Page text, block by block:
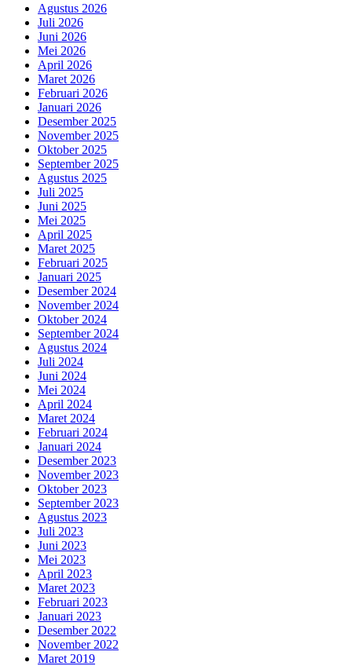
Agustus 2026
Juli 2026
Juni 2026
Mei 2026
April 2026
Maret 2026
Februari 2026
Januari 2026
Desember 2025
November 2025
Oktober 2025
September 2025
Agustus 2025
Juli 2025
Juni 2025
Mei 2025
April 2025
Maret 2025
Februari 2025
Januari 2025
Desember 2024
November 2024
Oktober 2024
September 2024
Agustus 2024
Juli 2024
Juni 2024
Mei 2024
April 2024
Maret 2024
Februari 2024
Januari 2024
Desember 2023
November 2023
Oktober 2023
September 2023
Agustus 2023
Juli 2023
Juni 2023
Mei 2023
April 2023
Maret 2023
Februari 2023
Januari 2023
Desember 2022
November 2022
Maret 2019